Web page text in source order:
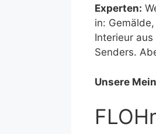
Experten:
in:
Interieur
Senders.
Unsere